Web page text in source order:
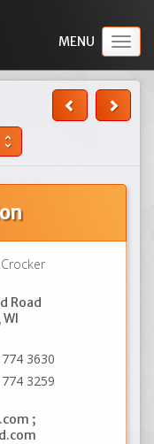
unfold_more
Road
3630
3259
;